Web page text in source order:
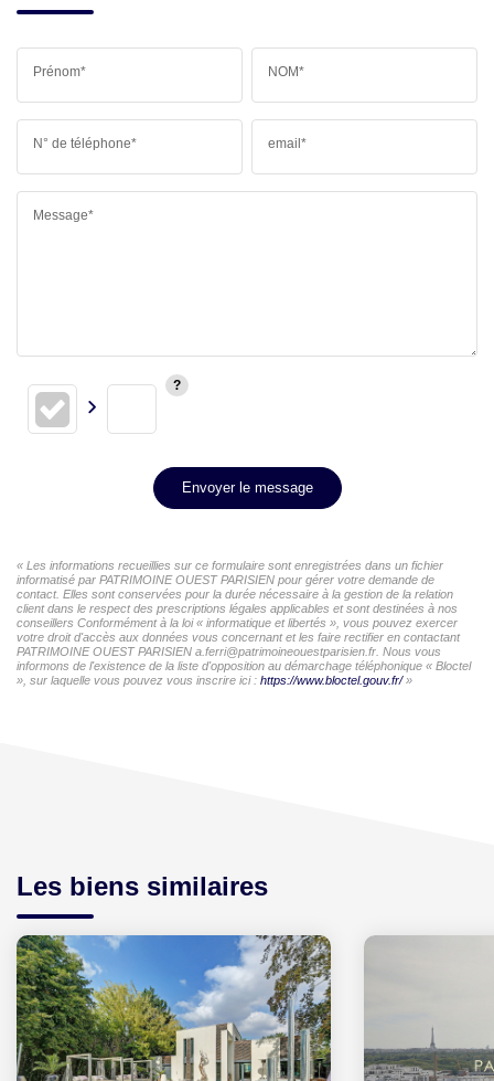
Prénom* NOM*
N° de téléphone* email*
Message*
Envoyer le message
« Les informations recueillies sur ce formulaire sont enregistrées dans un fichier
informatisé par PATRIMOINE OUEST PARISIEN pour gérer votre demande de
contact. Elles sont conservées pour la durée nécessaire à la gestion de la relation
client dans le respect des prescriptions légales applicables et sont destinées à nos
conseillers Conformément à la loi « informatique et libertés », vous pouvez exercer
votre droit d'accès aux données vous concernant et les faire rectifier en contactant
PATRIMOINE OUEST PARISIEN a.ferri@patrimoineouestparisien.fr. Nous vous
informons de l'existence de la liste d'opposition au démarchage téléphonique « Bloctel
», sur laquelle vous pouvez vous inscrire ici : https://www.bloctel.gouv.fr/»
Les biens similaires